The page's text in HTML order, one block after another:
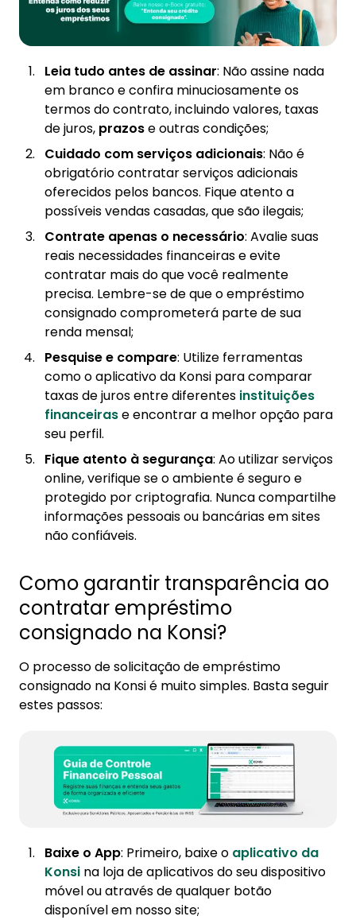
Leia tudo antes de assinar: Não assine nada
em branco e confira minuciosamente os
termos do contrato, incluindo valores, taxas
de juros, prazose outras condições;
Cuidado com serviços adicionais: Não é
obrigatório contratar serviços adicionais
oferecidos pelos bancos. Fique atento a
possíveis vendas casadas, que são ilegais;
Contrate apenas o necessário: Avalie suas
reais necessidades financeiras e evite
contratar mais do que você realmente
precisa. Lembre-se de que o empréstimo
consignado comprometerá parte de sua
renda mensal;
Pesquise e compare: Utilize ferramentas
como o aplicativo da Konsi para comparar
taxas de juros entre diferentes instituições
financeirase encontrar a melhor opção para
seu perfil.
Fique atento à segurança: Ao utilizar serviços
online, verifique se o ambiente é seguro e
protegido por criptografia. Nunca compartilhe
informações pessoais ou bancárias em sites
não confiáveis.
Como garantir transparência ao
contratar empréstimo
consignado na Konsi?
O processo de solicitação de empréstimo
consignado na Konsi é muito simples. Basta seguir
estes passos:
Baixe o App: Primeiro, baixe o aplicativo da
Konsi na loja de aplicativos do seu dispositivo
móvel ou através de qualquer botão
disponível em nosso site;